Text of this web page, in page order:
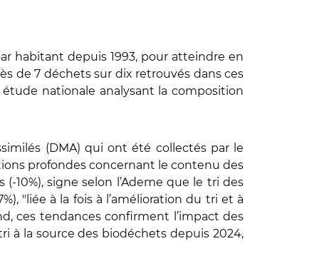
habitant depuis 1993, pour atteindre en
de 7 déchets sur dix retrouvés dans ces
étude nationale analysant la composition
(DMA) qui ont été collectés par le
profondes concernant le contenu des
signe selon l’Ademe que le tri des
"liée à la fois à l’amélioration du tri et à
ces tendances confirment l’impact des
à la source des biodéchets depuis 2024,